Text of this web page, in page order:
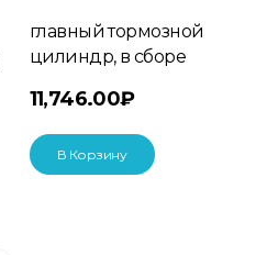
главный тормозной
цилиндр, в сборе
11,746.00₽
В Корзину